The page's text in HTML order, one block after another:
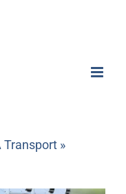
Transport »